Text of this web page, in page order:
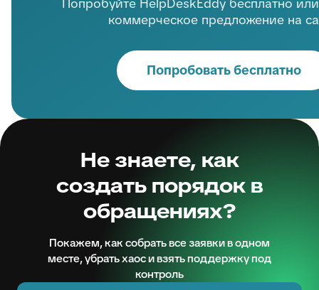
коммерческое предложение на
Попробовать бесплатно
Не знаете, как
создать порядок в
обращениях?
Покажем, как собрать все заявки в одном
месте, убрать хаос и взять поддержку под
контроль